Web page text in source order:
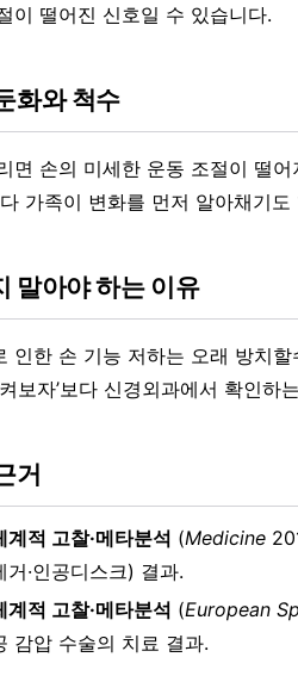
이 떨어진 신호일 수 있습니다.
화와 척수
면 손의 미세한 운동 조절이 떨
가족이 변화를 먼저 알아채기도
말아야 하는 이유
인한 손 기능 저하는 오래 방치
보자’보다 신경외과에서 확인하
거
계적 고찰·메타분석 (Medicine
거·인공디스크) 결과.
계적 고찰·메타분석 (European
감압 수술의 치료 결과.